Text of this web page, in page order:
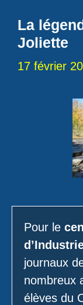
La
Joliette
17 février
Pour le
journaux
nombreux
élèves du